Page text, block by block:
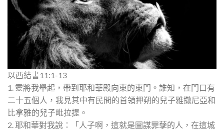
以西結書11:1-13
1. 靈將我舉起，帶到耶和華殿向東的東門。誰知，在門口有
二十五個人，我見其中有民間的首領押朔的兒子雅撒尼亞和
比拿雅的兒子毗拉提。
2. 耶和華對我說：「人子啊，這就是圖謀罪孽的人，在這城